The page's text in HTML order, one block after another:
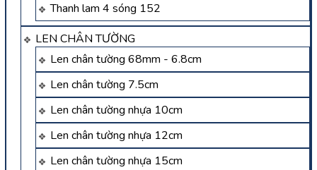
Thanh lam 4 sóng 152
LEN CHÂN TƯỜNG
Len chân tường 68mm - 6.8cm
Len chân tường 7.5cm
Len chân tường nhựa 10cm
Len chân tường nhựa 12cm
Len chân tường nhựa 15cm